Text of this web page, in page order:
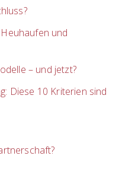
und
– und jetzt?
Diese 10 Kriterien sind